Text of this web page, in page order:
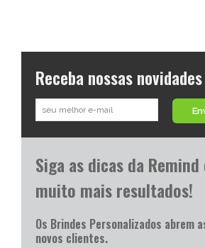
Receba nossas novidades
Siga as dicas da
muito mais resultados!
Os Brindes Personalizados abrem
novos clientes.